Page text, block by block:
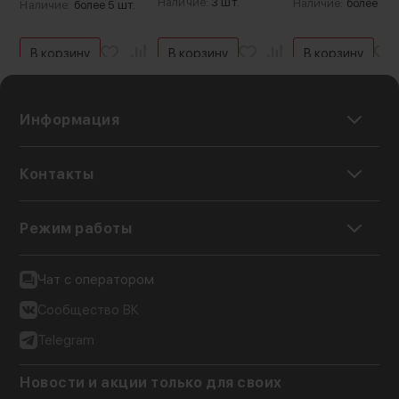
Предусмотрен "холодный башмак" для
можно закрепить на моноподе или штативе!
Наличие: более 5 шт.
В корзину В корзину
Наличие: более 5
В корзину
Информация
Контакты
Режим работы
Чат с оператором
Сообщество ВК
Telegram
Новости и акции только для своих